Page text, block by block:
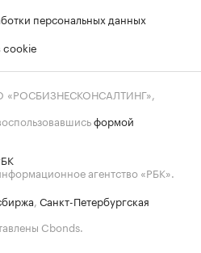
персональных данных
cookie
формой
агентство «РБК».
, Санкт-Петербургская
Cbonds.